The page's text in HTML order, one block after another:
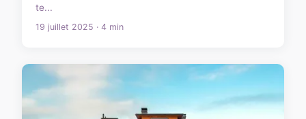
te...
19 juillet 2025 · 4 min